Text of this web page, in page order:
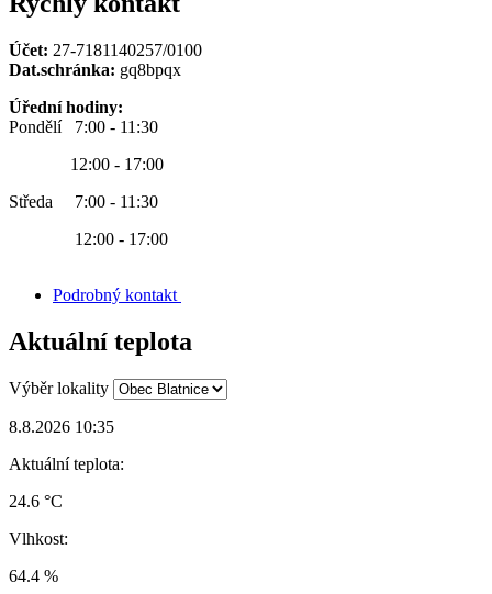
Účet: 27-7181140257/0100
Dat.schránka: gq8bpqx
Úřední hodiny:
Pondělí 7:00 - 11:30
12:00 - 17:00
Středa 7:00 - 11:30
12:00 - 17:00
Podrobný kontakt
Aktuální teplota
Výběr lokality
8.8.2026 10:35
Aktuální teplota:
24.6 °C
Vlhkost:
64.4 %